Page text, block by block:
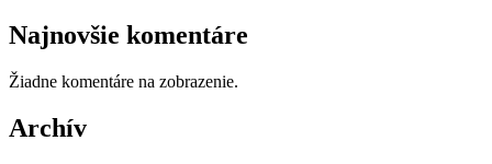
Najnovšie komentáre
Žiadne komentáre na zobrazenie.
Archív